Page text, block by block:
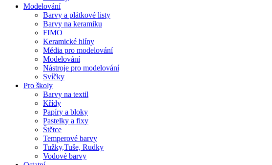
Modelování
Barvy a plátkové listy
Barvy na keramiku
FIMO
Keramické hlíny
Média pro modelování
Modelování
Nástroje pro modelování
Svíčky
Pro školy
Barvy na textil
Křídy
Papíry a bloky
Pastelky a fixy
Štětce
Temperové barvy
Tužky,Tuše, Rudky
Vodové barvy